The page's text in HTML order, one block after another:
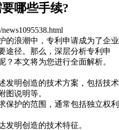
哪些手续?
浪潮中，专利申请成为了企业
途径。那么，深层分析专利申
？本文将为您进行全面解析。
明创造的技术方案，包括技术
图说明等。
护的范围，通常包括独立权利
明创造的技术特征。